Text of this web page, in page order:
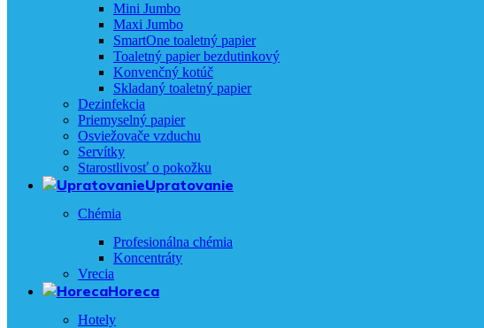
Mini Jumbo
Maxi Jumbo
SmartOne toaletný papier
Toaletný papier bezdutinkový
Konvenčný kotúč
Skladaný toaletný papier
Dezinfekcia
Priemyselný papier
Osviežovače vzduchu
Servítky
Starostlivosť o pokožku
Upratovanie
Chémia
Profesionálna chémia
Koncentráty
Vrecia
Horeca
Hotely